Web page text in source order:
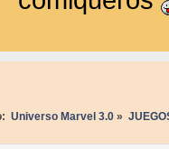
Universo Marvel 3.0»